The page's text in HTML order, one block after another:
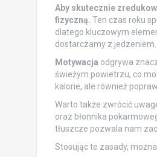
Aby skutecznie
fizyczną. Ten czas roku
dlatego kluczowym
dostarczamy z jedzeniem.
Motywacja odgrywa
świeżym powietrzu, co
kalorie, ale również
Warto także zwrócić
oraz błonnika
tłuszcze pozwala nam
Stosując te zasady,